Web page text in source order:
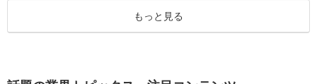
もっと見る